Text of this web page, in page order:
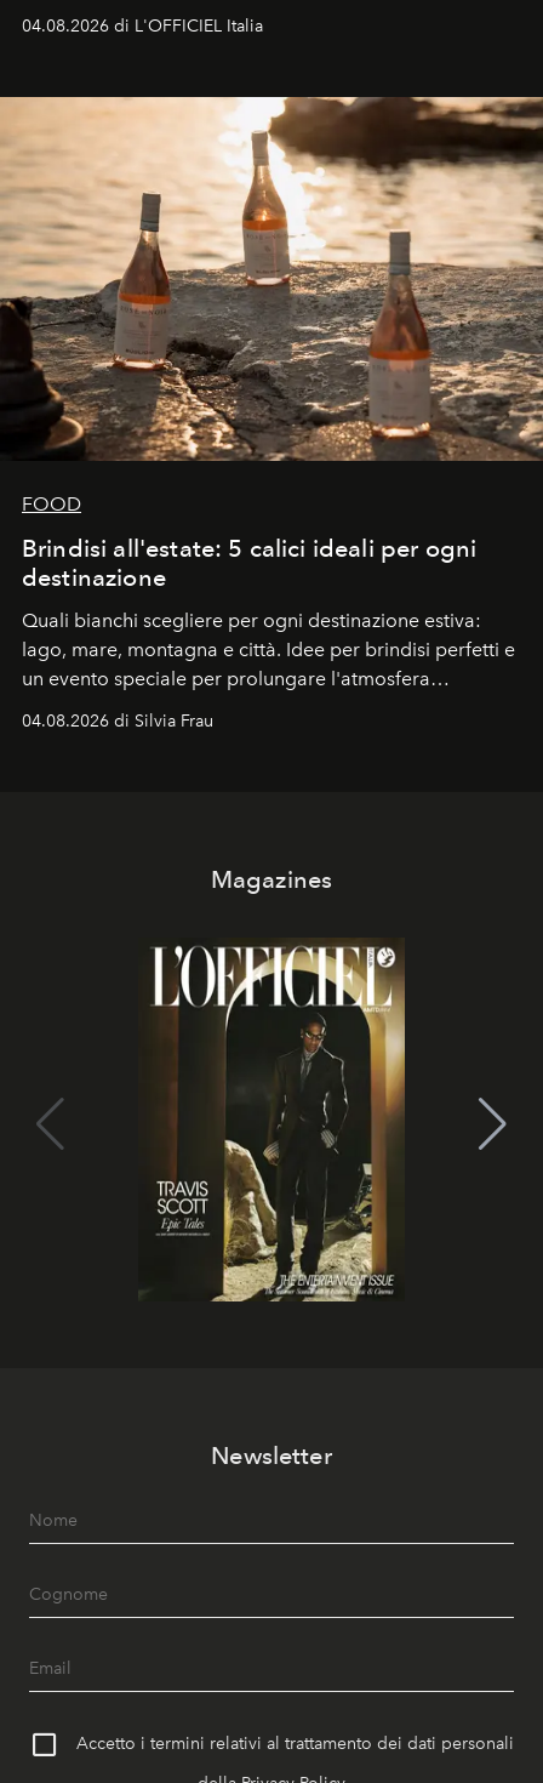
colonna sonora della stagione.
04.08.2026 di L'OFFICIEL Italia
FOOD
Brindisi all'estate: 5 calici ideali per ogni
destinazione
Quali bianchi scegliere per ogni destinazione estiva:
lago, mare, montagna e città. Idee per brindisi perfetti e
un evento speciale per prolungare l'atmosfera
04.08.2026 di Silvia Frau
Magazines
Newsletter
Accetto i termini relativi al trattamento dei dati personali